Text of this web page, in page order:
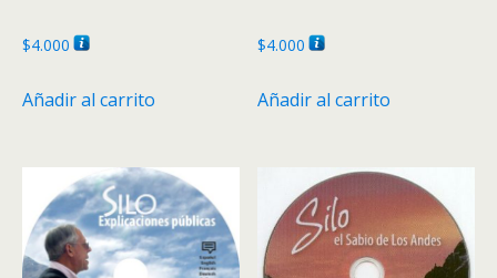
$4.000
Añadir al carrito
$4.000
Añadir al carrito